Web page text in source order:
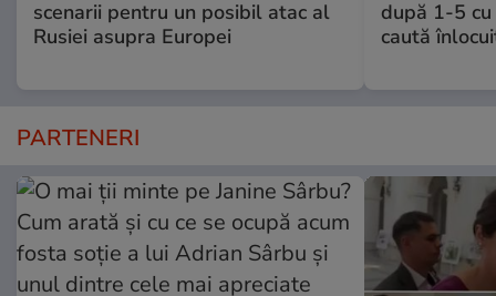
scenarii pentru un posibil atac al
Rusiei asupra Europei
după 1-5
caută
PARTENERI